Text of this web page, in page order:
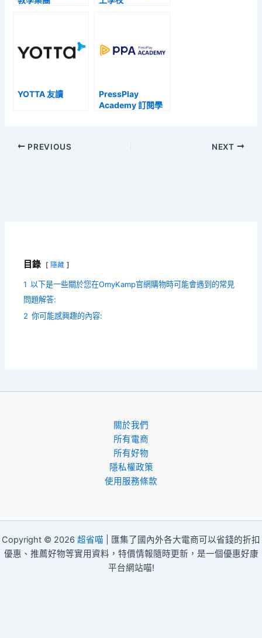
YOTTA 友讀
PressPlay
Academy 訂閱學
PREVIOUS NEXT
目錄 隱藏
1 以下是一些關於您在OmyKamp官網購物時可能會遇到的常見
問題解答:
2 你可能感興趣的內容:
關於我們
所有電商
所有好物
隱私權政策
使用服務條款
Copyright © 2026 超省喵 | 匯集了國內外各大電商可以省錢的折扣
優惠、推薦好物等實用資料，特價情報隨時更新，是一個優惠好康
平台網站喵!